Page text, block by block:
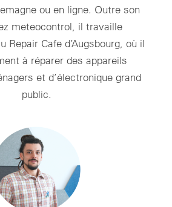
ou en ligne. Outre son
meteocontrol, il travaille
Repair Cafe d’Augsbourg, où il
à réparer des appareils
et d’électronique grand
public.